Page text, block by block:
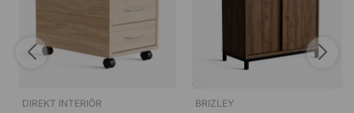
DIREKT INTERIÖR BRIZLEY